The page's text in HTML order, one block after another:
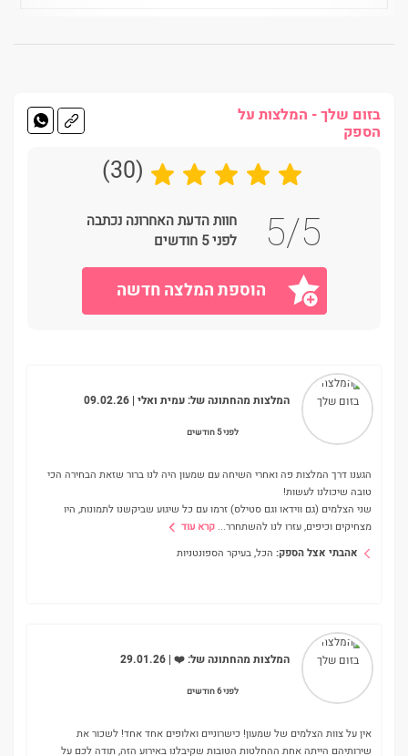
בזום שלך - המלצות על
הספק
(30)
5/5
חוות הדעת האחרונה נכתבה
לפני 5 חודשים
הוספת המלצה חדשה
לפני 5 חודשים
המלצות מהחתונה של:עמית ואלי | 09.02.26
הגענו דרך המלצות פה ואחרי השיחה עם שמעון היה לנו ברור שזאת הבחירה הכי
טובה שיכולנו לעשות!
שני הצלמים (גם ווידאו וגם סטילס) זרמו עם כל שיגוע שביקשנו לתמונות, היו
מצחיקים וכיפים, עזרו לנו להשתחרר... קרא עוד
אהבתי אצל הספק: הכל, בעיקר הספונטניות
לפני 6 חודשים
המלצות מהחתונה של:❤️
| 29.01.26
אין על צוות הצלמים של שמעון! כישרוניים ואלופים אחד אחד! לשכור את
שירותיהם הייתה אחת ההחלטות הטובות שקיבלנו באירוע הזה, תודה לכם על